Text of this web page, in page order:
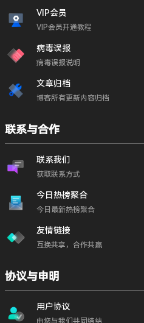
VIP会员
VIP会员开通教程
病毒误报
病毒误报说明
文章归档
博客所有更新内容归档
联系与合作
联系我们
获取联系方式
今日热榜聚合
今日最新热榜聚合
友情链接
互换共享，合作共赢
协议与申明
用户协议
由您与我们共同缔结